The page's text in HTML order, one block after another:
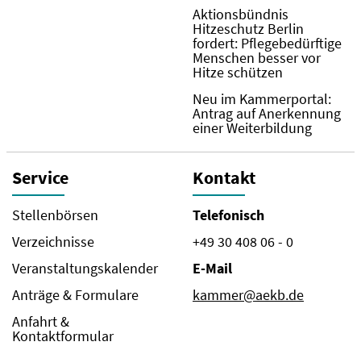
Aktionsbündnis
Hitzeschutz Berlin
fordert: Pflegebedürftige
Menschen besser vor
Hitze schützen
Neu im Kammerportal:
Antrag auf Anerkennung
einer Weiterbildung
Service
Stellenbörsen
Verzeichnisse
Veranstaltungskalender
Anträge & Formulare
Anfahrt &
Kontaktformular
Kontakt
Telefonisch
+49 30 408 06 - 0
E-Mail
kammer@aekb.de